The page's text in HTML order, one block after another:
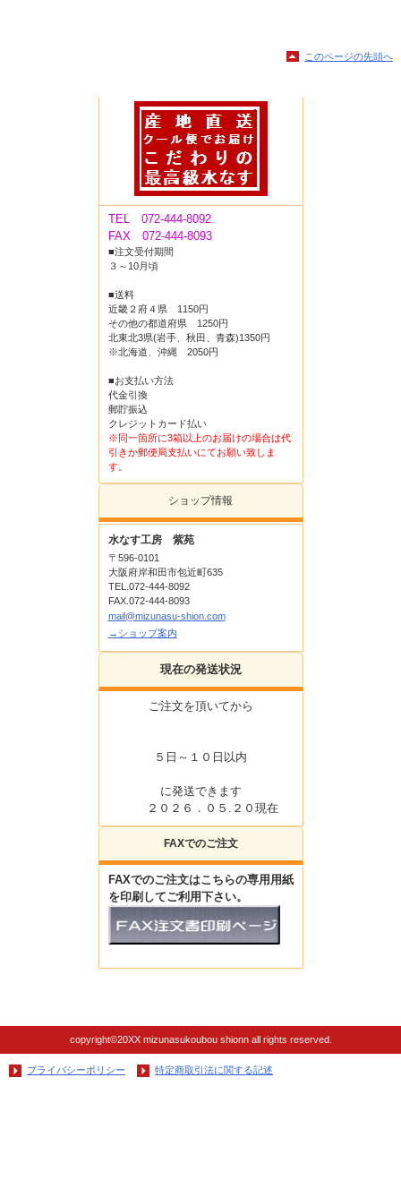
このページの先頭へ
TEL 072-444-8092
FAX 072-444-8093
■注文受付期間
３～10月頃
■送料
近畿２府４県 1150円
その他の都道府県 1250円
北東北3県(岩手、秋田、青森)1350円
※北海道、沖縄 2050円
■お支払い方法
代金引換
郵貯振込
クレジットカード払い
※同一箇所に3箱以上のお届けの場合は代
引きか郵便局支払いにてお願い致しま
す。
ショップ情報
水なす工房 紫苑
〒596-0101
大阪府岸和田市包近町635
TEL.072-444-8092
FAX.072-444-8093
mail@mizunasu-shion.com
→ショップ案内
現在の発送状況
ご注文を頂いてから
５日～１０日以内
に発送できます
２０２６．０５.２０現在
FAXでのご注文
FAXでのご注文はこちらの専用用紙
を印刷してご利用下さい。
copyright©20XX mizunasukoubou shionn all rights reserved.
プライバシーポリシー 特定商取引法に関する記述